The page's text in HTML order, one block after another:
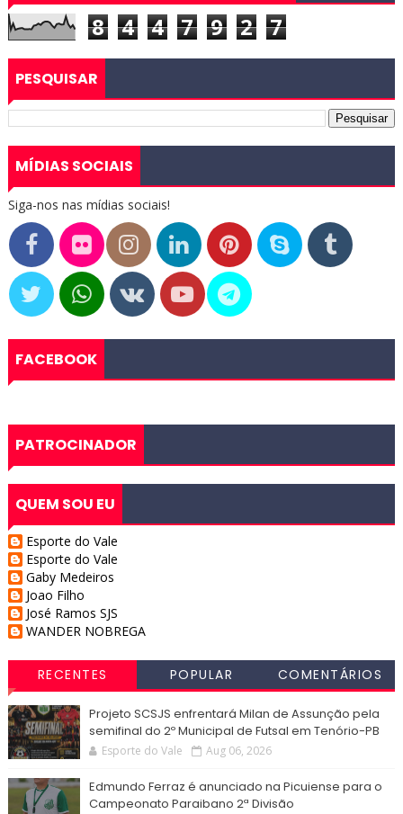
8 4 4 7 9 2 7
PESQUISAR
MÍDIAS SOCIAIS
Siga-nos nas mídias sociais!
FACEBOOK
PATROCINADOR
QUEM SOU EU
Esporte do Vale
Esporte do Vale
Gaby Medeiros
Joao Filho
José Ramos SJS
WANDER NOBREGA
RECENTES POPULAR COMENTÁRIOS
Projeto SCSJS enfrentará Milan de Assunção pela
semifinal do 2º Municipal de Futsal em Tenório-PB
Esporte do Vale Aug 06, 2026
Edmundo Ferraz é anunciado na Picuiense para o
Campeonato Paraibano 2ª Divisão